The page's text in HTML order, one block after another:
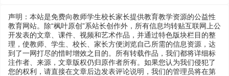
声明：本站是免费向教师学生校长家长提供教育教学资源的公益性
教育网站。除“枫叶原创”系站长创作外，所有信息均转贴互联网上公
开发表的文章、课件、视频和艺术作品，并通过特色版块栏目的整
理，使教师、学生、校长、家长方便浏览自己所需的信息资源，达
到了一网打尽的惜时增效之目的。所有转载作品，我们都将详细标
注作者、来源，文章版权仍归原作者所有。如果您认为我们侵犯了
您的权利，请直接在文章后边发表评论说明，我们的管理员将在第